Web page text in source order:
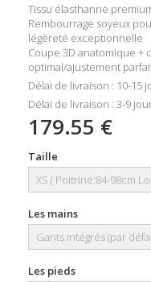
Tissu élasthanne
Rembourrage soyeux
légèreté exceptionnelle
Coupe 3D anatomique
optimal/ajustement
Délai de livraison : 10-15
Délai de livraison : 3-9
179.55 €
Taille
Les mains
Les pieds